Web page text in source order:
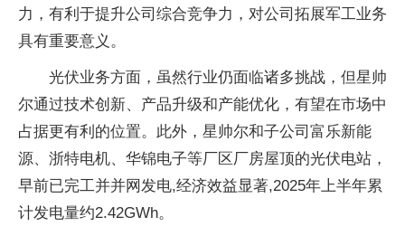
力，有利于提升公司综合竞争力，对公司拓展军工业务
具有重要意义。
光伏业务方面，虽然行业仍面临诸多挑战，但星帅
尔通过技术创新、产品升级和产能优化，有望在市场中
占据更有利的位置。此外，星帅尔和子公司富乐新能
源、浙特电机、华锦电子等厂区厂房屋顶的光伏电站，
早前已完工并并网发电,经济效益显著,2025年上半年累
计发电量约2.42GWh。